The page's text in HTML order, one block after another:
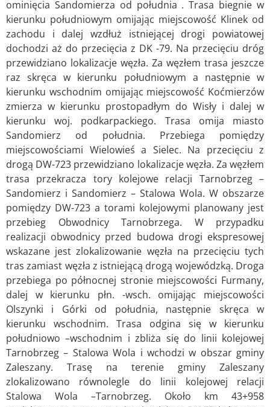
ominięcia Sandomierza od południa . Trasa biegnie w
kierunku południowym omijając miejscowość Klinek od
zachodu i dalej wzdłuż istniejącej drogi powiatowej
dochodzi aż do przecięcia z DK -79. Na przecięciu dróg
przewidziano lokalizacje węzła. Za węzłem trasa jeszcze
raz skręca w kierunku południowym a następnie w
kierunku wschodnim omijając miejscowość Koćmierzów
zmierza w kierunku prostopadłym do Wisły i dalej w
kierunku woj. podkarpackiego. Trasa omija miasto
Sandomierz od południa. Przebiega pomiędzy
miejscowościami Wielowieś a Sielec. Na przecięciu z
drogą DW-723 przewidziano lokalizacje węzła. Za węzłem
trasa przekracza tory kolejowe relacji Tarnobrzeg –
Sandomierz i Sandomierz – Stalowa Wola. W obszarze
pomiędzy DW-723 a torami kolejowymi planowany jest
przebieg Obwodnicy Tarnobrzega. W przypadku
realizacji obwodnicy przed budowa drogi ekspresowej
wskazane jest zlokalizowanie węzła na przecięciu tych
tras zamiast węzła z istniejącą drogą wojewódzką. Droga
przebiega po północnej stronie miejscowości Furmany,
dalej w kierunku płn. -wsch. omijając miejscowości
Olszynki i Górki od południa, następnie skręca w
kierunku wschodnim. Trasa odgina się w kierunku
południowo –wschodnim i zbliża się do linii kolejowej
Tarnobrzeg – Stalowa Wola i wchodzi w obszar gminy
Zaleszany. Trasę na terenie gminy Zaleszany
zlokalizowano równolegle do linii kolejowej relacji
Stalowa Wola –Tarnobrzeg. Około km 43+958